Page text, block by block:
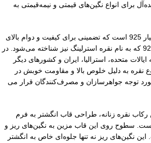
برای انواع نگین‌های قیمتی و نیمه‌قیمتی به
بدنه این رکاب از نقره با عیار 925 است که تضمینی برای کیفیت و دوام بالای
آن می‌باشد. نقره با عیار 925 که به نام نقره استرلینگ نیز شناخته می‌شود. در
متحده، استرالیا، ایران و کشورهای دیگر
نقره به دلیل خلوص بالا و مقاومت خوبش در
توجه جواهرسازان و مصرف‌کنندگان قرار می
رکاب نقره زنانه، طراحی قاب انگشتر به فرم
سطوح روی این قاب مزین به نگین‌های ریز و
نگین‌های ریز نه تنها جلوه‌ای خاص به انگشتر